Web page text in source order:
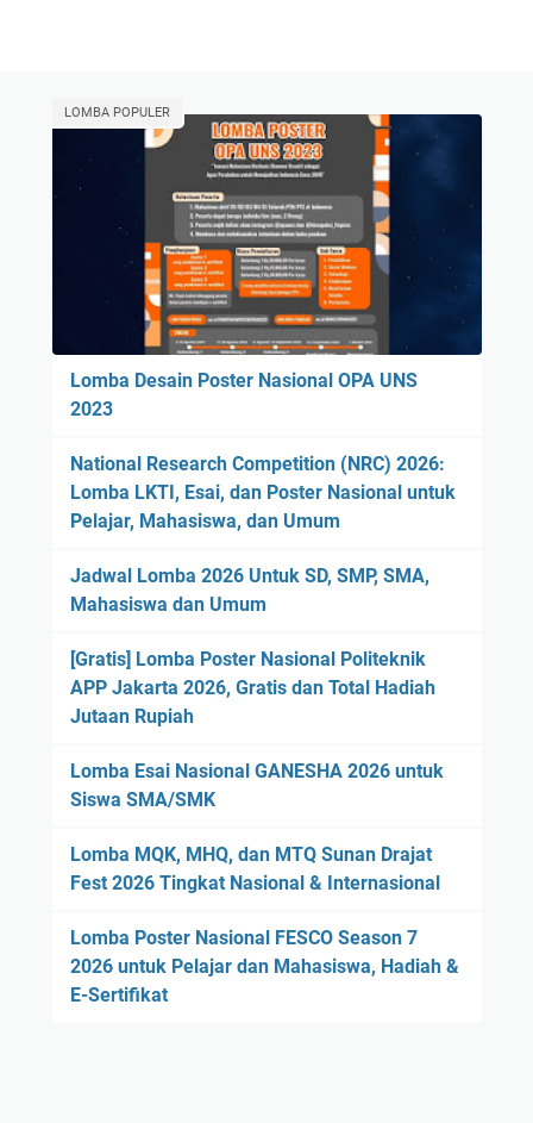
LOMBA POPULER
Lomba Desain Poster Nasional OPA UNS
2023
National Research Competition (NRC) 2026:
Lomba LKTI, Esai, dan Poster Nasional untuk
Pelajar, Mahasiswa, dan Umum
Jadwal Lomba 2026 Untuk SD, SMP, SMA,
Mahasiswa dan Umum
[Gratis] Lomba Poster Nasional Politeknik
APP Jakarta 2026, Gratis dan Total Hadiah
Jutaan Rupiah
Lomba Esai Nasional GANESHA 2026 untuk
Siswa SMA/SMK
Lomba MQK, MHQ, dan MTQ Sunan Drajat
Fest 2026 Tingkat Nasional & Internasional
Lomba Poster Nasional FESCO Season 7
2026 untuk Pelajar dan Mahasiswa, Hadiah &
E-Sertifikat